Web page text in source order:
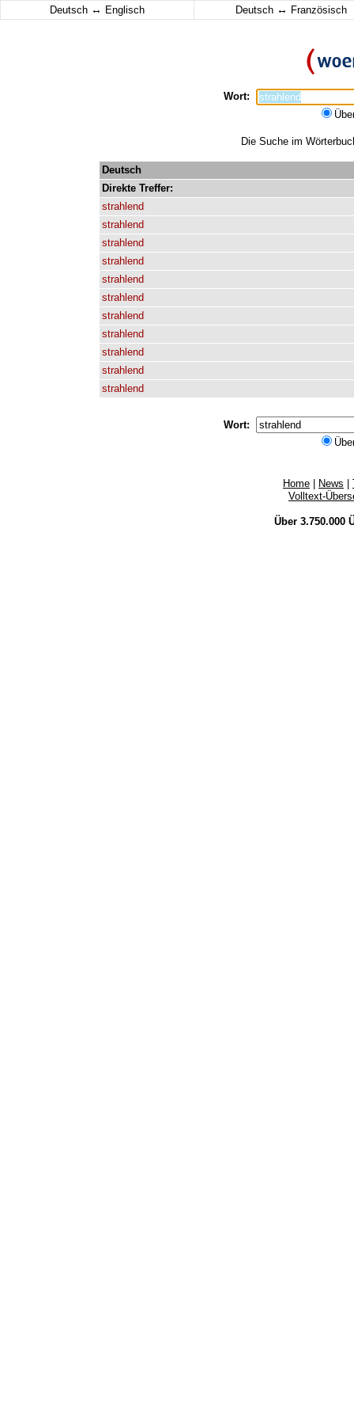
Deutsch ↔ Englisch Deutsch ↔ Französisch
Wort:
Die Suche im
Deutsch
Direkte Treffer:
strahlend
strahlend
strahlend
strahlend
strahlend
strahlend
strahlend
strahlend
strahlend
strahlend
strahlend
Wort:
Home News
Volltext-
Über 3.750.000